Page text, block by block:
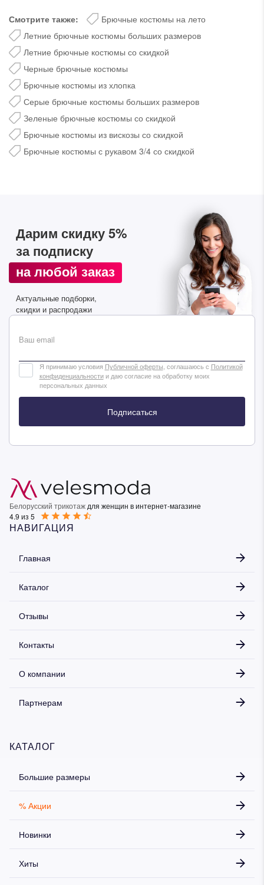
Смотрите также:
Брючные костюмы на лето
Летние брючные костюмы больших размеров
Летние брючные костюмы со скидкой
Черные брючные костюмы
Брючные костюмы из хлопка
Серые брючные костюмы больших размеров
Зеленые брючные костюмы со скидкой
Брючные костюмы из вискозы со скидкой
Брючные костюмы с рукавом 3/4 со скидкой
Дарим скидку 5%
за подписку
на любой заказ
Актуальные подборки,
скидки и распродажи
Ваш email
Я принимаю условия Публичной оферты , соглашаюсь с Политикой
конфиденциальностии даю согласие на обработку моих
персональных данных
Подписаться
Белорусский трикотаж для женщин в интернет-магазине
4.9 из 5
НАВИГАЦИЯ
Главная
Каталог
Отзывы
Контакты
О компании
Партнерам
КАТАЛОГ
Большие размеры
% Акции
Новинки
Хиты
Стильные подборки, эксклюзивные акции и горячие
распродажи в удобном формате
Подписаться